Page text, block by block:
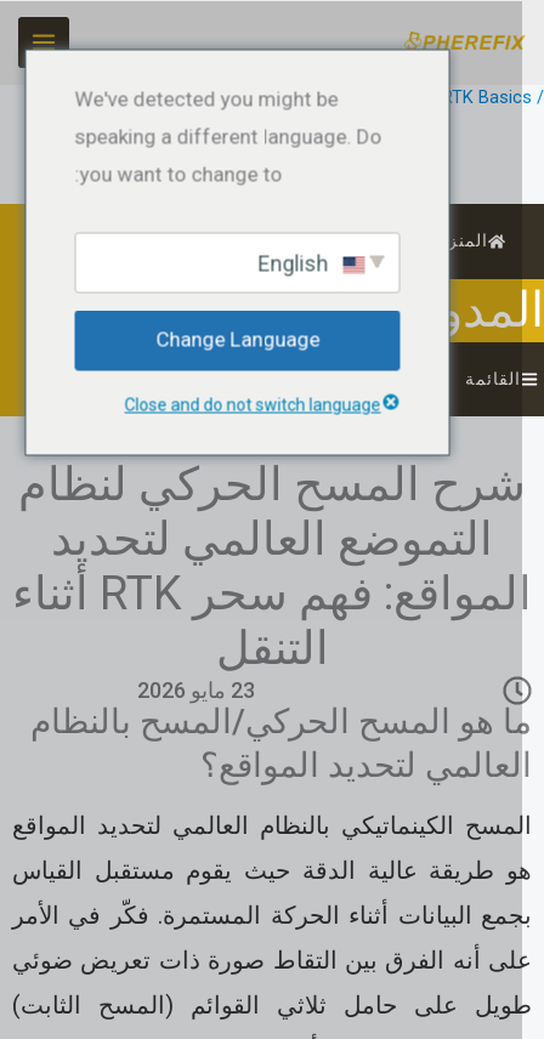
GNSS & RTK / بواسطة jeffreyrtk@gmail.com
المنزل
القائمة
المسح الحركي لنظام
التموضع العالمي لتحديد
المواقع: فهم سحر RTK أثناء
التنقل
23 مايو 2026
هو المسح الحركي/المسح بالنظام
لتحديد المواقع؟
الكينماتيكي بالنظام العالمي لتحديد المواقع
طريقة عالية الدقة حيث يقوم مستقبل القياس
البيانات أثناء الحركة المستمرة. فكّر في الأمر
أنه الفرق بين التقاط صورة ذات تعريض ضوئي
على حامل ثلاثي القوائم (المسح الثابت)
We've detected you might be
speaking a different language. Do
you want to change to:
English
Change Language
Close and do not switch language